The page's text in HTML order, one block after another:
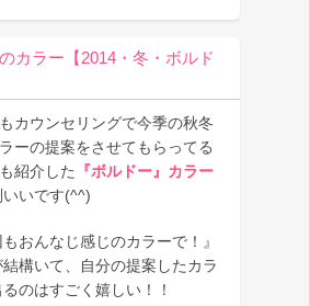
カラー【2014・冬・ボルド
カウンセリングで今季の秋冬
ーの提案をさせてもらってる
紹介した
『ボルドー』カラー
いです(^^)
おんなじ感じのカラーで！』
構いて、自分の提案したカラ
のはすごく嬉しい！！